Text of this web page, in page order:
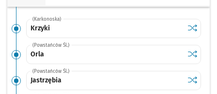
(Karkonoska)
Krzyki Sprawdź
Krzyki
(Powstańców Śl.)
Orla Sprawdź
Orla
(Powstańców Śl.)
Jastrzębia Sprawdź